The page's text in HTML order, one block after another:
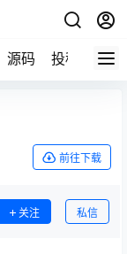
源码 投稿 关于
前往下载
关注 私信